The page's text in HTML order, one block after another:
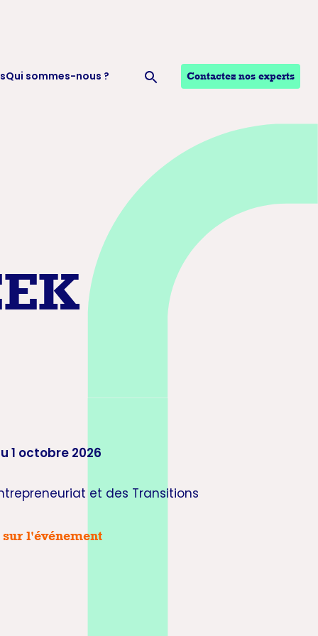
Qui sommes-nous ? Contactez nos experts
1 octobre 2026
et des Transitions
l'événement